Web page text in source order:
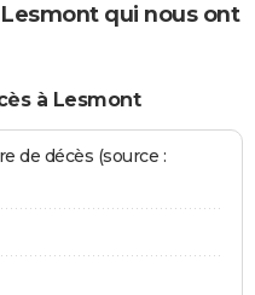
qui nous ont
à Lesmont
de décès (source :